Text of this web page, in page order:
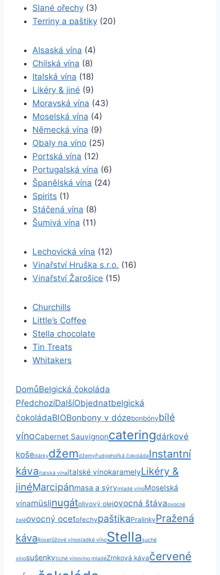
Slané ořechy (3)
Terriny a paštiky (20)
Alsaská vína (4)
Chilská vína (8)
Italská vína (18)
Likéry & jiné (9)
Moravská vína (43)
Moselská vína (4)
Německá vína (9)
Obaly na víno (25)
Portská vína (12)
Portugalská vína (6)
Španělská vína (24)
Spirits (1)
Stáčená vína (8)
Šumivá vína (11)
Lechovická vína (12)
Vinařství Hruška s.r.o. (16)
Vinařství Žarošice (15)
Churchills
Little’s Coffee
Stella chocolate
Tin Treats
Whitakers
DomůBelgická čokoláda
PředchozíDalšíObjednatbelgická
čokoládaBIOBonbony v dózebonbónybílé
vínoCabernet Sauvignoncateringdárkové
košedárkydžemdžemyFudgehořká čokoládaInstantní
kávaitalská vínaitalské vínokaramelyLikéry &
jinéMarcipánmasa a sýrymladé vínoMoselská
vínamüslinugátolivový olejovocná štávaovocné
želéovocný ocetořechypaštikaPralinkyPražená
kávaRoserůžové vínosladké vínoStellasuché
vínosušenkytiché vínovíno mladéZrnková kávačervené